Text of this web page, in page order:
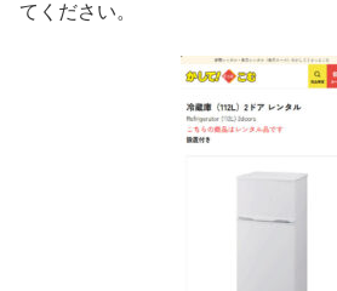
てください。